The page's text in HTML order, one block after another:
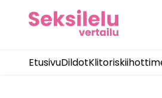
EtusivuDildot